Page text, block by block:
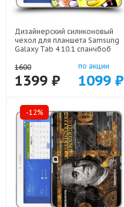
Дизайнерский силиконовый
чехол для планшета Samsung
Galaxy Tab 4 10.1 спанчбоб
1600
1399 ₽
по акции
1099 ₽
-12%